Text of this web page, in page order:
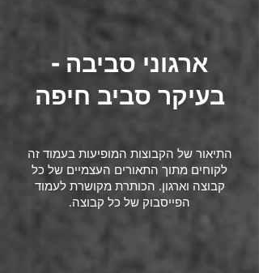
ארגוני סביבה -
בעיקר סביב חיפה
התיאור של הקבוצות המופיעות בעמוד זה
לקוחים מתוך התאורים העצמיים של כל
קבוצה וארגון. הכותרת מקושרת לעמוד
הפייסבוק של כל קבוצה.